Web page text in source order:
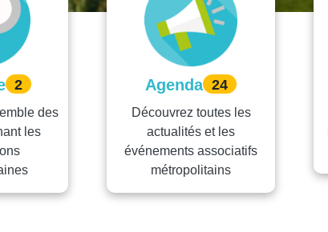
2
des
les
Agenda 24
Découvrez toutes les
actualités et les
événements associatifs
métropolitains